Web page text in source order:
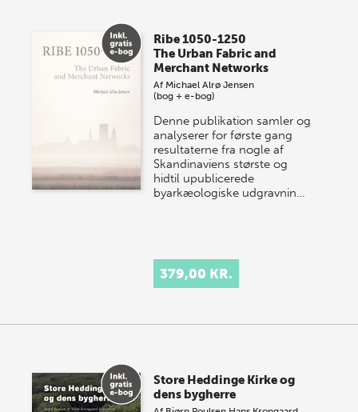
Ribe 1050-1250
The Urban Fabric and
Merchant Networks
Af Michael Alrø Jensen
(bog + e-bog)
Denne publikation samler og
analyserer for første gang
resultaterne fra nogle af
Skandinaviens største og
hidtil upublicerede
byarkæologiske udgravnin…
379,00 KR.
Store Heddinge Kirke og
dens bygherre